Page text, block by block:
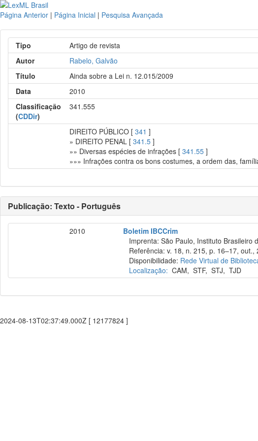
Página Anterior | Página Inicial | Pesquisa Avançada
Tipo
Artigo de revista
Autor
Rabelo, Galvão
Título
Ainda sobre a Lei n. 12.015/2009
Data
2010
Classificação
(CDDir)
341.555
DIREITO PÚBLICO [341 ]
» DIREITO PENAL [341.5 ]
»» Diversas espécies de infrações [341.55 ]
»»» Infrações contra os bons costumes, a ordem das,
Publicação: Texto - Português
2010
Boletim IBCCrim
Imprenta: São Paulo, Instituto Brasileiro
Referência: v. 18, n. 215, p. 16–17, out.,
Disponibilidade: Rede Virtual de
Localização: CAM,STF,STJ,TJD
2024-08-13T02:37:49.000Z [ 12177824 ]